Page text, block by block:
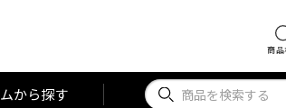
商
から探す